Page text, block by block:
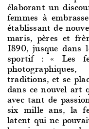
élaborant un
femmes à
établissant de
maris, pères et
1890, jusque dans
sportif : « Les
traditions, et se
dans ce nouvel art
avec tant de
six mille ans, la
latent qui ne